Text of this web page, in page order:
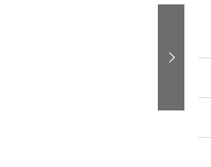
下一張